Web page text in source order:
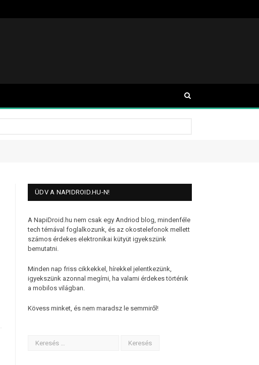
ÜDV A NAPIDROID.HU-N!
A NapiDroid.hu nem csak egy Andriod blog, mindenféle
tech témával foglalkozunk, és az okostelefonok mellett
számos érdekes elektronikai kütyüt igyekszünk
bemutatni.
Minden nap friss cikkekkel, hírekkel jelentkezünk,
igyekszünk azonnal megírni, ha valami érdekes történik
a mobilos világban.
Kövess minket, és nem maradsz le semmiről!